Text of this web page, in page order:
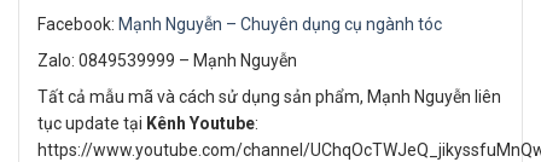
Facebook: Mạnh Nguyễn – Chuyên dụng cụ ngành tóc
Zalo: 0849539999 – Mạnh Nguyễn
Tất cả mẫu mã và cách sử dụng sản phẩm, Mạnh Nguyễn liên
tục update tại Kênh Youtube:
https://www.youtube.com/channel/